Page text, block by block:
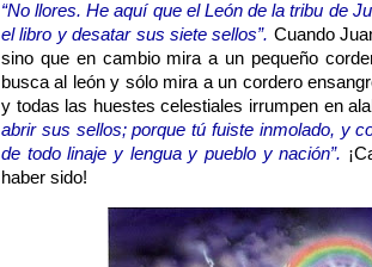
“No llores. He aquí que el León de la tribu de
el libro y desatar sus siete sellos”. Cuando
sino que en cambio mira a un pequeño
busca al león y sólo mira a un cordero
y todas las huestes celestiales irrumpen en
abrir sus sellos; porque tú fuiste inmolado, y
de todo linaje y lengua y pueblo y nación”.
haber sido!